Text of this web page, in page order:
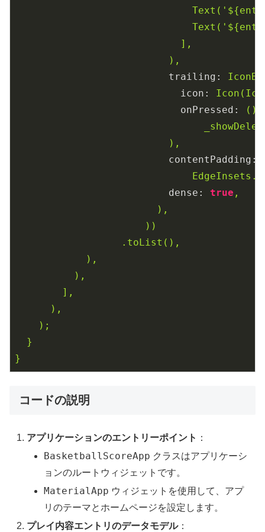
],
),
trailing:
icon:
onPressed:
()
),
contentPadding:
dense:
true ,
),
))
.toList(),
),
),
],
),
);
}
}
コードの説明
アプリケーションのエントリーポイント ：
BasketballScoreApp クラスはアプリケーシ
ョンのルートウィジェットです。
MaterialApp ウィジェットを使用して、アプ
リのテーマとホームページを設定します。
プレイ内容エントリのデータモデル：